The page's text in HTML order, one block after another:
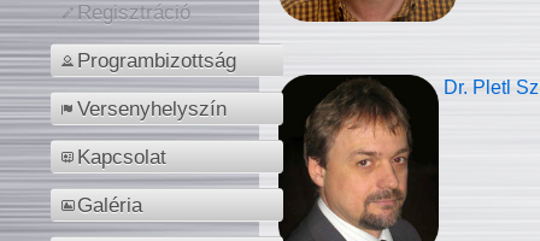
Regisztráció
Programbizottság
Versenyhelyszín
Kapcsolat
Galéria
Dr. Pletl